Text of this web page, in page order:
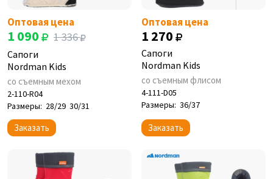
Оптовая цена
1 090 1 336
Сапоги
Nordman Kids
со съемным мехом
2-110-R04
Размеры: 28/29 30/31
Заказать
Оптовая цена
1 270
Сапоги
Nordman Kids
со съемным флисом
4-111-D05
Размеры: 36/37
Заказать